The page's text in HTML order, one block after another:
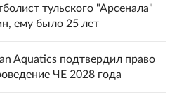
тульского "Арсенала"
ему было 25 лет
Aquatics подтвердил право
ЧЕ 2028 года